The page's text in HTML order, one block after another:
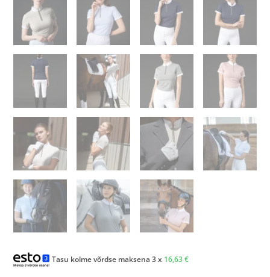
Tasu kolme võrdse maksena 3 x 16,63€